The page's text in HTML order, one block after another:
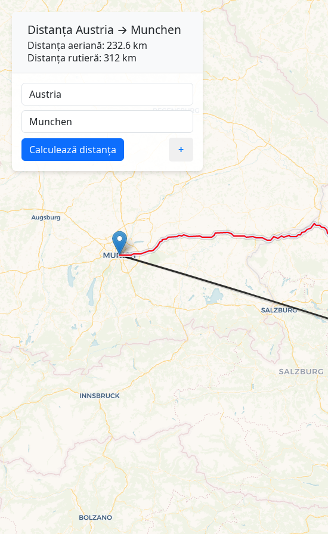
Distanța Austria → Munchen
Distanța aeriană: 232.6 km
Distanța rutieră: 312 km
Calculează distanța +